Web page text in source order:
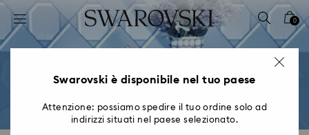
Accesskeys list
0 - Header
2 - Footer
4 - Search results
0
Swarovski è disponibile nel tuo paese
Attenzione: possiamo spedire il tuo ordine solo ad
indirizzi situati nel paese selezionato.